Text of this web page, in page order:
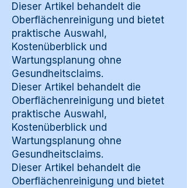
Dieser Artikel behandelt die
Oberflächenreinigung und bietet
praktische Auswahl,
Kostenüberblick und
Wartungsplanung ohne
Gesundheitsclaims.
Dieser Artikel behandelt die
Oberflächenreinigung und bietet
praktische Auswahl,
Kostenüberblick und
Wartungsplanung ohne
Gesundheitsclaims.
Dieser Artikel behandelt die
Oberflächenreinigung und bietet